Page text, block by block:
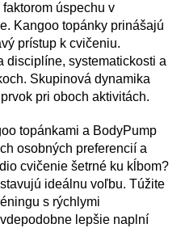
úspechu v
Kangoo topánky prinášajú
prístup k cvičeniu.
disciplíne, systematickosti a
Skupinová dynamika
pri oboch aktivitách.
topánkami a BodyPump
osobných preferencií a
cvičenie šetrné ku kĺbom?
ideálnu voľbu. Túžite
s rýchlymi
lepšie naplní